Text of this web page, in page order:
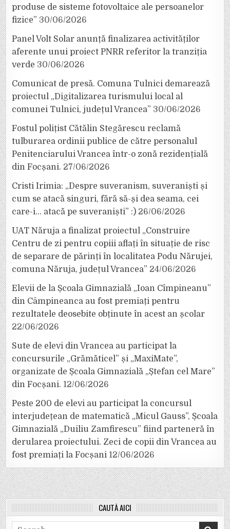
produse de sisteme fotovoltaice ale persoanelor
fizice” 30/06/2026
Panel Volt Solar anunță finalizarea activităților
aferente unui proiect PNRR referitor la tranziția
verde 30/06/2026
Comunicat de presă. Comuna Tulnici demarează
proiectul „Digitalizarea turismului local al
comunei Tulnici, județul Vrancea” 30/06/2026
Fostul polițist Cătălin Stegărescu reclamă
tulburarea ordinii publice de către personalul
Penitenciarului Vrancea într-o zonă rezidențială
din Focșani. 27/06/2026
Cristi Irimia: „Despre suveranism, suveraniști și
cum se atacă singuri, fără să-și dea seama, cei
care-i… atacă pe suveraniști” :) 26/06/2026
UAT Năruja a finalizat proiectul „Construire
Centru de zi pentru copiii aflați în situație de risc
de separare de părinți în localitatea Podu Nărujei,
comuna Năruja, județul Vrancea” 24/06/2026
Elevii de la Școala Gimnazială „Ioan Cîmpineanu”
din Câmpineanca au fost premiați pentru
rezultatele deosebite obținute în acest an școlar
22/06/2026
Sute de elevi din Vrancea au participat la
concursurile „Grămăticel” și „MaxiMate”,
organizate de Școala Gimnazială „Ștefan cel Mare”
din Focșani. 12/06/2026
Peste 200 de elevi au participat la concursul
interjudețean de matematică „Micul Gauss”, Școala
Gimnazială „Duiliu Zamfirescu” fiind parteneră în
derularea proiectului. Zeci de copii din Vrancea au
fost premiați la Focșani 12/06/2026
CAUTĂ AICI
Search